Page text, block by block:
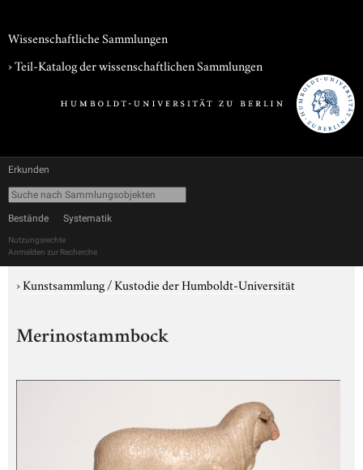
Wissenschaftliche Sammlungen
› Teil-Katalog der wissenschaftlichen Sammlungen
Erkunden
Bestände Systematik
Nutzungsrechte
Anmelden zur Recherche
›Kunstsammlung / Kustodie der Humboldt-Universität
Merinostammbock